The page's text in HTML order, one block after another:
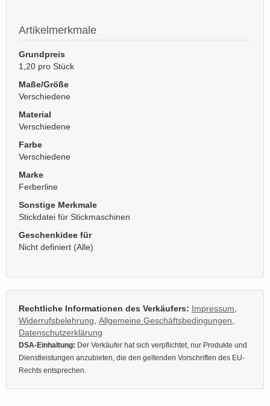
Artikelmerkmale
Grundpreis
1,20 pro Stück
Maße/Größe
Verschiedene
Material
Verschiedene
Farbe
Verschiedene
Marke
Ferberline
Sonstige Merkmale
Stickdatei für Stickmaschinen
Geschenkidee für
Nicht definiert (Alle)
Rechtliche Informationen des Verkäufers: Impressum,
Widerrufsbelehrung, Allgemeine Geschäftsbedingungen,
Datenschutzerklärung
DSA-Einhaltung: Der Verkäufer hat sich verpflichtet, nur Produkte und
Dienstleistungen anzubieten, die den geltenden Vorschriften des EU-
Rechts entsprechen.